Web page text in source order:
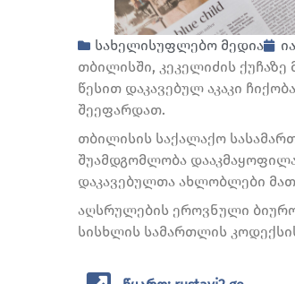
სახელისუფლებო მედია
თბილისში, კეკელიძის
წესით დაკავებულ აკაკი
შეეფარდათ.
თბილისის საქალაქო
შუამდგომლობა
დაკავებულთა ახლობლები
აღსრულების ეროვნული
სისხლის სამართლის